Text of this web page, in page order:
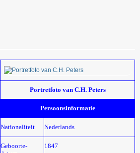
Portretfoto van C.H. Peters
Persoonsinformatie
Nationaliteit Nederlands
Geboorte-
1847